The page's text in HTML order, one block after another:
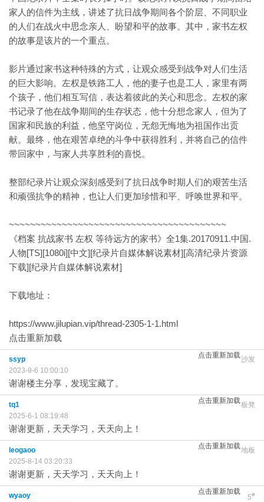
家人的信件为主线，讲述了抗日战争期间各个阶层、不同职业
的人们在战火中思念亲人、盼望和平的故事。其中，家书左权
的故事是该片的一个重点。
影片通过家书这种特殊的方式，让观众感受到战争对人们生活
的巨大影响。左权是铁路工人，他的妻子也是工人，家里有两
个孩子，他们相互写信，表达着彼此的关心和思念。左权的家
书记录了他在战争期间的生存状态，他十分想念家人，但为了
国家和民族的利益，他坚守岗位，无怨无悔地为祖国作出贡
献。最终，他在艰苦卓绝的斗争中获得胜利，并将自己的信件
带回家中，与家人共享胜利的喜悦。
整部纪录片让观众深刻感受到了抗日战争时期人们的艰苦生活
和顽强抗争的精神，也让人们更加珍惜和平、呼唤世界和平。
~~~~~~~~~~~~~~~~~~~~~~~~~~~~~~~~~~~~~~~~~
《档案 抗战家书 左权 等待远方的家书》全1集.20170911.中国.
人物[TS][1080i][中文][纪录片自媒体解说素材][高清纪录片资源
下载][纪录片自媒体解说素材]
下载地址：
https://www.jilupian.vip/thread-2305-1-1.html
点击重新加载
点击重新加载沙发
ssyp
2023-9-6 10:00:10
谢谢楼主分享，发现宝藏了。
点击重新加载板凳
tq1
2025-6-1 08:19:48
谢谢更新，天天学习，天天向上！
点击重新加载地板
leogaoo
2025-8-14 03:20:33
谢谢更新，天天学习，天天向上！
点击重新加载
5#
wyaoy